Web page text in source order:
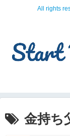
All rights
金持ち